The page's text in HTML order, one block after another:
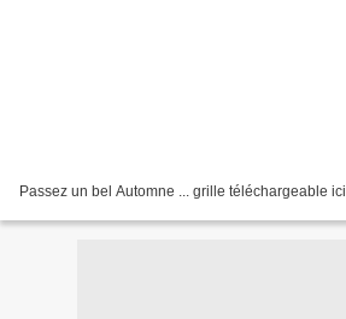
Passez un bel Automne ... grille téléchargeable ici